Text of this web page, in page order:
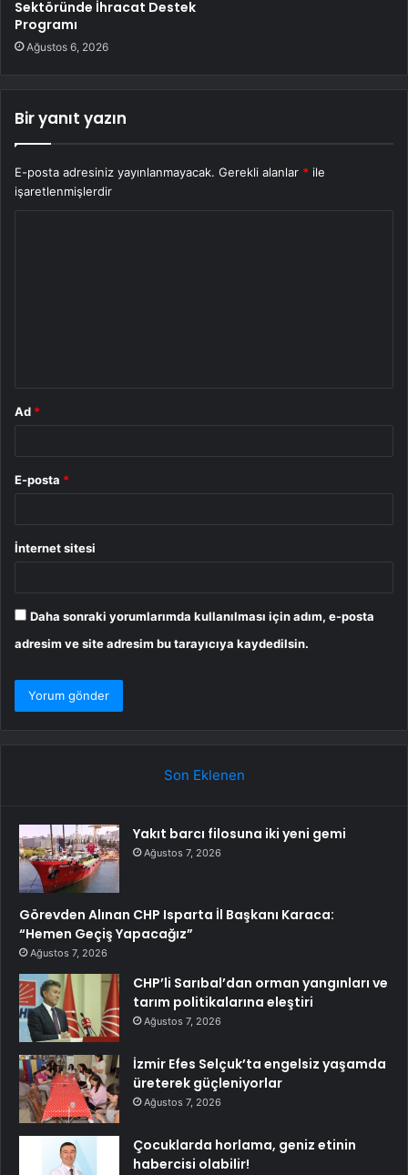
Sektöründe İhracat Destek
Programı
Ağustos 6, 2026
Bir yanıt yazın
E-posta adresiniz yayınlanmayacak. Gerekli alanlar * ile
işaretlenmişlerdir
Ad *
E-posta *
İnternet sitesi
Daha sonraki yorumlarımda kullanılması için adım, e-posta
adresim ve site adresim bu tarayıcıya kaydedilsin.
Son Eklenen
Yakıt barcı filosuna iki yeni gemi
Ağustos 7, 2026
Görevden Alınan CHP Isparta İl Başkanı Karaca:
“Hemen Geçiş Yapacağız”
Ağustos 7, 2026
CHP’li Sarıbal’dan orman yangınları ve
tarım politikalarına eleştiri
Ağustos 7, 2026
İzmir Efes Selçuk’ta engelsiz yaşamda
üreterek güçleniyorlar
Ağustos 7, 2026
Çocuklarda horlama, geniz etinin
habercisi olabilir!